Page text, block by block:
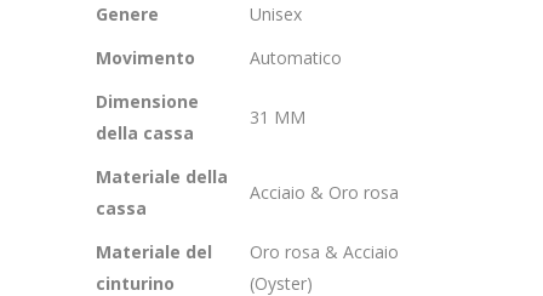
Genere
Unisex
Movimento
Automatico
Dimensione
della cassa
31 MM
Materiale della
cassa
Acciaio & Oro rosa
Materiale del
cinturino
Oro rosa & Acciaio
(Oyster)